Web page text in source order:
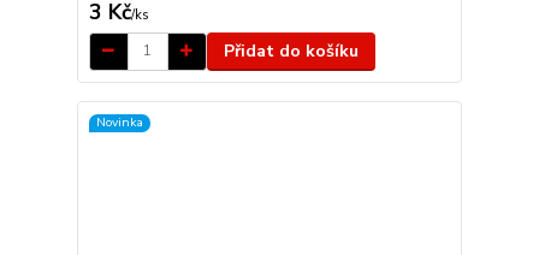
3 Kč/ks
Přidat do košíku
Novinka